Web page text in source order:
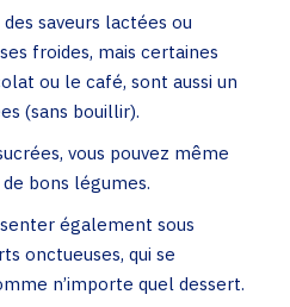
saveurs lactées ou
froides, mais certaines
ou le café, sont aussi un
(sans bouillir).
vous pouvez même
bons légumes.
également sous
onctueuses, qui se
n’importe quel dessert.